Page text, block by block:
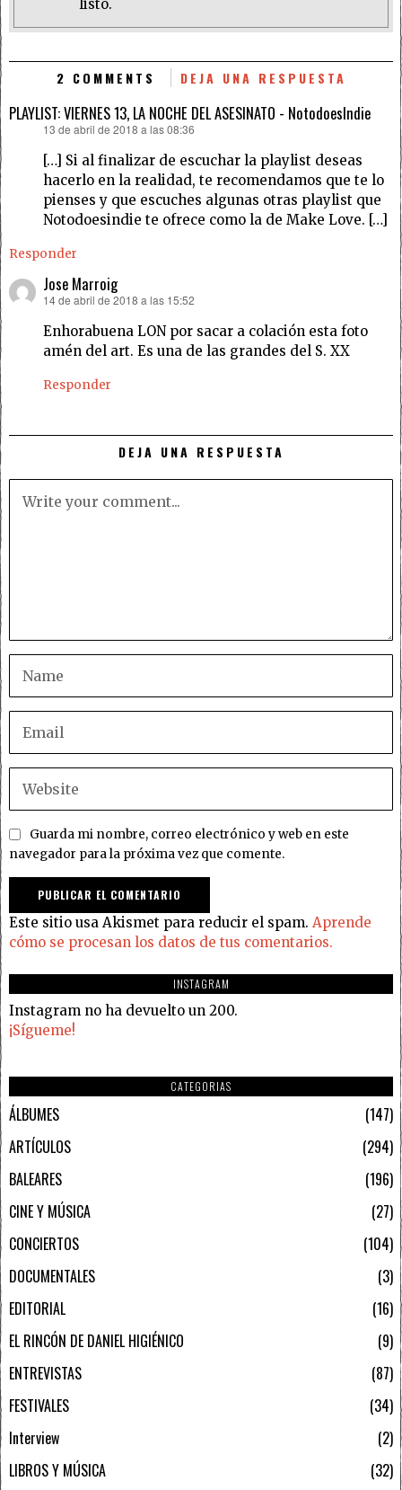
listo.
2 COMMENTS DEJA UNA RESPUESTA
PLAYLIST: VIERNES 13, LA NOCHE DEL ASESINATO - NotodoesIndie
13 de abril de 2018 a las 08:36
[…] Si al finalizar de escuchar la playlist deseas
hacerlo en la realidad, te recomendamos que te lo
pienses y que escuches algunas otras playlist que
Notodoesindie te ofrece como la de Make Love. […]
Responder
Jose Marroig
dice:
14 de abril de 2018 a las 15:52
Enhorabuena LON por sacar a colación esta foto
amén del art. Es una de las grandes del S. XX
Responder
DEJA UNA RESPUESTA
Guarda mi nombre, correo electrónico y web en este
navegador para la próxima vez que comente.
Este sitio usa Akismet para reducir el spam. Aprende
cómo se procesan los datos de tus comentarios.
INSTAGRAM
Instagram no ha devuelto un 200.
¡Sígueme!
CATEGORIAS
ÁLBUMES
147
ARTÍCULOS
294
BALEARES
196
CINE Y MÚSICA
27
CONCIERTOS
104
DOCUMENTALES
3
EDITORIAL
16
EL RINCÓN DE DANIEL HIGIÉNICO
9
ENTREVISTAS
87
FESTIVALES
34
Interview
2
LIBROS Y MÚSICA
32